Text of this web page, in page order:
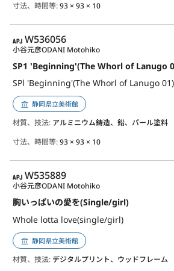
寸法、時間等:93 × 93 × 10
APJ
W536056
SP1 'Beginning'(The Whorl of Lanugo
SPl 'Beginning'(The Whorl of Lanugo 01)
小谷元彦ODANI Motohiko
静岡県立美術館
材質、技法: アルミニウム鋳造、鉛、パール塗料
寸法、時間等:93 × 93 × 10
APJ
W535889
胸いっぱいの愛を(Single/girl)
Whole lotta love(single/girl)
小谷元彦ODANI Motohiko
静岡県立美術館
材質、技法: デジタルプリント、ウッドフレーム